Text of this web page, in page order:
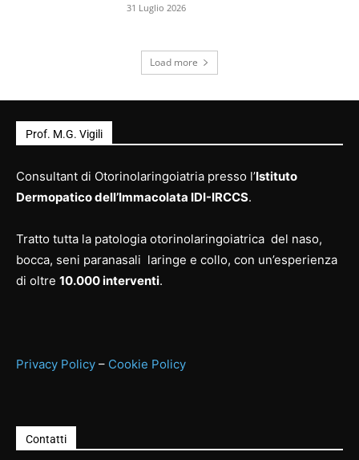
31 Luglio 2026
Load more
Prof. M.G. Vigili
Consultant di Otorinolaringoiatria presso l’Istituto
Dermopatico dell’Immacolata IDI-IRCCS.
Tratto tutta la patologia otorinolaringoiatrica del naso,
bocca, seni paranasali laringe e collo, con un’esperienza
di oltre 10.000 interventi.
Privacy Policy – Cookie Policy
Contatti